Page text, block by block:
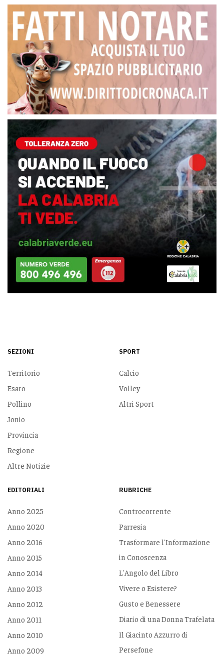
SEZIONI
Territorio
Esaro
Pollino
Jonio
Provincia
Regione
Altre Notizie
SPORT
Calcio
Volley
Altri Sport
EDITORIALI
Anno 2025
Anno 2020
Anno 2016
Anno 2015
Anno 2014
Anno 2013
Anno 2012
Anno 2011
Anno 2010
Anno 2009
RUBRICHE
Controcorrente
Parresia
Trasformare l'Informazione
in Conoscenza
L'Angolo del Libro
Vivere o Esistere?
Gusto e Benessere
Diario di una Donna Trafelata
Il Giacinto Azzurro di
Persefone